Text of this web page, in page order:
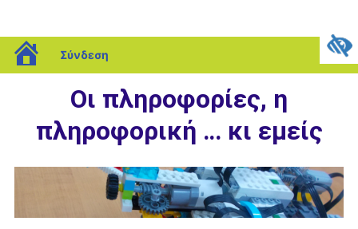
blogs.sch.gr
Σύνδεση
Μεταπηδήστε
στο
Οι πληροφορίες, η
πληροφορική … κι εμείς